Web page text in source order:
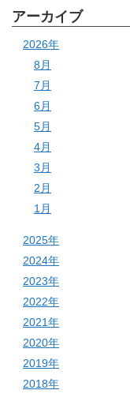
アーカイブ
2026年
8月
7月
6月
5月
4月
3月
2月
1月
2025年
2024年
2023年
2022年
2021年
2020年
2019年
2018年